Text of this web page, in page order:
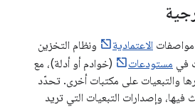
الاعتمادية
ونظام التخزين
في مستودعات
(خوادم أو أدلة)، مع
والتبعيات على مكتبات أخرى. تحدّد
وإصدارات التبعيات التي تريد